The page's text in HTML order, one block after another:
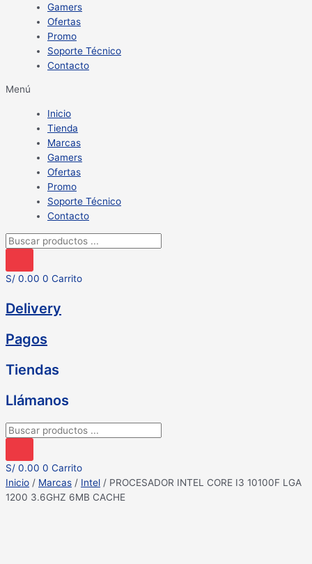
Gamers
Ofertas
Promo
Soporte Técnico
Contacto
Menú
Inicio
Tienda
Marcas
Gamers
Ofertas
Promo
Soporte Técnico
Contacto
Búsqueda
productos
S/ 0.00 0 Carrito
Delivery
Pagos
Tiendas
Llámanos
Búsqueda
productos
S/ 0.00 0 Carrito
Inicio / Marcas / Intel / PROCESADOR INTEL CORE I3 10100F LGA
1200 3.6GHZ 6MB CACHE